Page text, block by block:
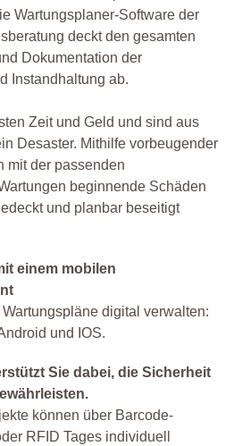
Wartungsplaner-Software der
deckt den gesamten
Dokumentation der
Instandhaltung ab.
Zeit und Geld und sind aus
Desaster. Mithilfe vorbeugender
mit der passenden
beginnende Schäden
und planbar beseitigt
einem mobilen
digital verwalten:
und IOS.
Sie dabei, die Sicherheit
können über Barcode-
RFID Tages individuell